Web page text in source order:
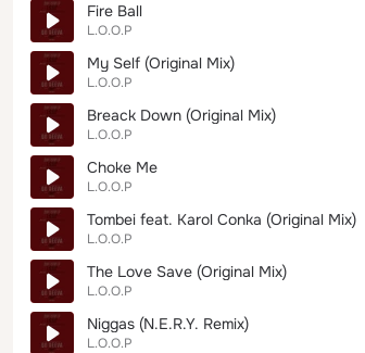
Fire Ball
L.O.O.P
My Self (Original Mix)
L.O.O.P
Breack Down (Original Mix)
L.O.O.P
Choke Me
L.O.O.P
Tombei feat. Karol Conka (Original Mix)
L.O.O.P
The Love Save (Original Mix)
L.O.O.P
Niggas (N.E.R.Y. Remix)
L.O.O.P